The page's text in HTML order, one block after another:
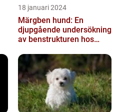
18 januari 2024
Märgben hund: En
djupgående undersökning
av benstrukturen hos